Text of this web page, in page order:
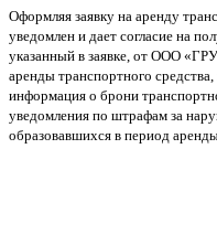
Оформляя заявку на аренду
уведомлен и дает согласие на
указанный в заявке, от ООО
аренды транспортного
информация о брони
уведомления по штрафам за
образовавшихся в период